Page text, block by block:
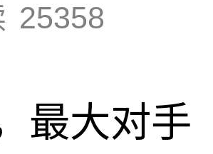
25358
最大对手